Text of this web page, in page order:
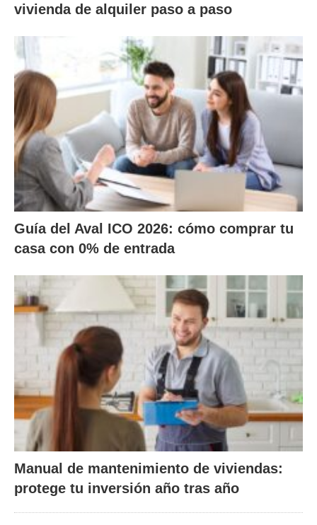
vivienda de alquiler paso a paso
Guía del Aval ICO 2026: cómo comprar tu
casa con 0% de entrada
Manual de mantenimiento de viviendas:
protege tu inversión año tras año